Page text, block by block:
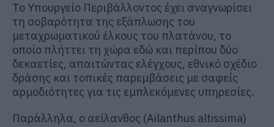
Το Υπουργείο Περιβάλλοντος έχει αναγνωρίσει
τη σοβαρότητα της εξάπλωσης του
μεταχρωματικού έλκους του πλατάνου, το
οποίο πλήττει τη χώρα εδώ και περίπου δύο
δεκαετίες, απαιτώντας ελέγχους, εθνικό σχέδιο
δράσης και τοπικές παρεμβάσεις με σαφείς
αρμοδιότητες για τις εμπλεκόμενες υπηρεσίες.
Παράλληλα, ο αείλανθος (Ailanthus altissima)